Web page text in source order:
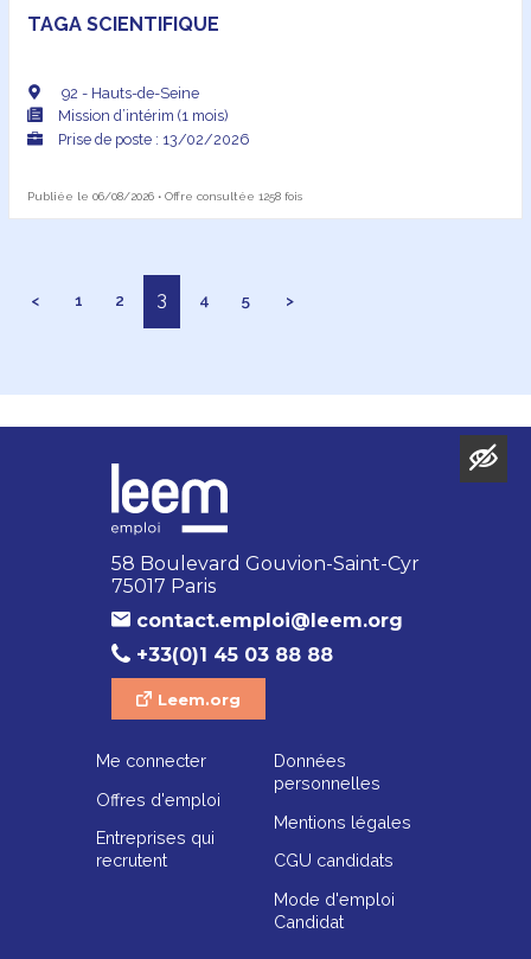
TAGA SCIENTIFIQUE
92 - Hauts-de-Seine
Mission d’intérim (1 mois)
Prise de poste : 13/02/2026
Publiée le 06/08/2026 • Offre consultée 1258 fois
< 1 2 3 4 5 >
58 Boulevard Gouvion-Saint-Cyr
75017 Paris
contact.emploi@leem.org
+33(0)1 45 03 88 88
Leem.org
Me connecter
Offres d'emploi
Entreprises qui
recrutent
Données
personnelles
Mentions légales
CGU candidats
Mode d'emploi
Candidat